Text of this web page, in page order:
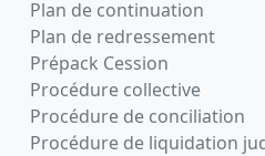
Plan de continuation
Plan de redressement
Prépack Cession
Procédure collective
Procédure de conciliation
Procédure de liquidation